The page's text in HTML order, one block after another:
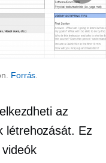
Forrás
az
létrehozását. Ez